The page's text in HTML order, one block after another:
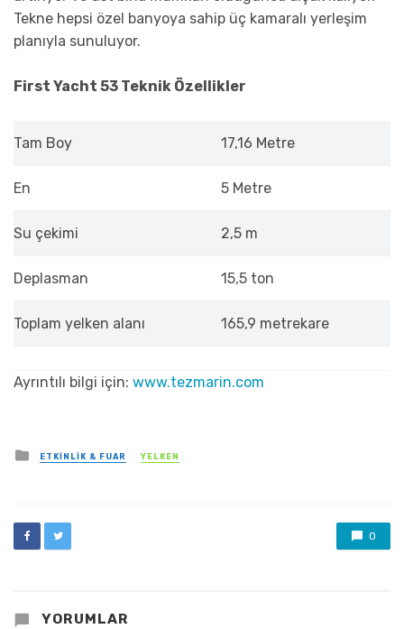
Tekne hepsi özel banyoya sahip üç kamaralı yerleşim
planıyla sunuluyor.
First Yacht 53 Teknik Özellikler
Tam Boy 17,16 Metre
En 5 Metre
Su çekimi 2,5 m
Deplasman 15,5 ton
Toplam yelken alanı 165,9 metrekare
Ayrıntılı bilgi için: www.tezmarin.com
Posted
in
ETKINLIK & FUAR YELKEN
0
YORUMLAR